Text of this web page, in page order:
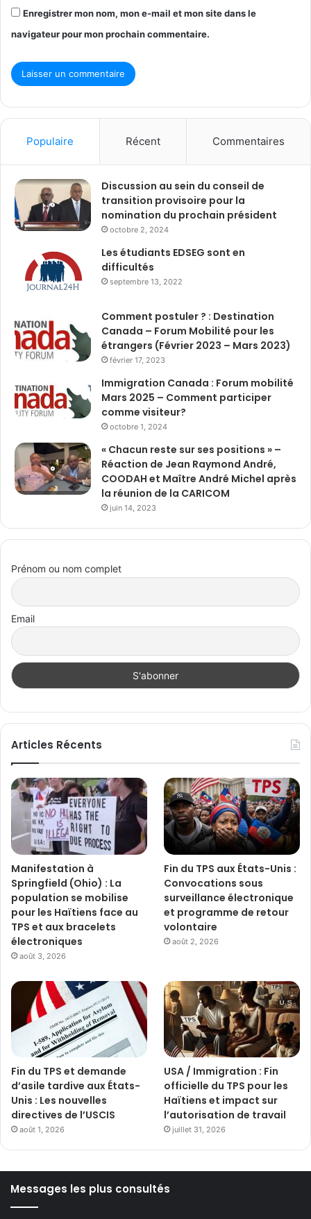
Enregistrer mon nom, mon e-mail et mon site dans le
navigateur pour mon prochain commentaire.
Populaire Récent Commentaires
Discussion au sein du conseil de
transition provisoire pour la
nomination du prochain président
octobre 2, 2024
Les étudiants EDSEG sont en
difficultés
septembre 13, 2022
Comment postuler ? : Destination
Canada – Forum Mobilité pour les
étrangers (Février 2023 – Mars 2023)
février 17, 2023
Immigration Canada : Forum mobilité
Mars 2025 – Comment participer
comme visiteur?
octobre 1, 2024
« Chacun reste sur ses positions » –
Réaction de Jean Raymond André,
COODAH et Maître André Michel après
la réunion de la CARICOM
juin 14, 2023
Prénom ou nom complet
Email
Articles Récents
Manifestation à
Springfield (Ohio) : La
population se mobilise
pour les Haïtiens face au
TPS et aux bracelets
électroniques
août 3, 2026
Fin du TPS aux États-Unis :
Convocations sous
surveillance électronique
et programme de retour
volontaire
août 2, 2026
Fin du TPS et demande
d’asile tardive aux États-
Unis : Les nouvelles
directives de l’USCIS
août 1, 2026
USA / Immigration : Fin
officielle du TPS pour les
Haïtiens et impact sur
l’autorisation de travail
juillet 31, 2026
Messages les plus consultés